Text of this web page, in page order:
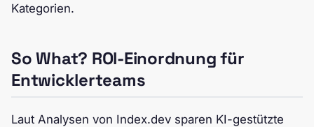
Kategorien.
So What? ROI-Einordnung für
Entwicklerteams
Laut Analysen von Index.dev sparen KI-gestützte